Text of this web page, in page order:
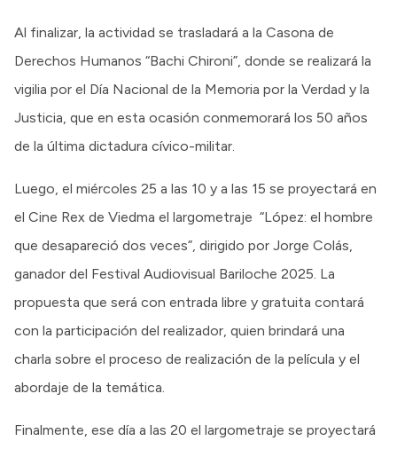
Al finalizar, la actividad se trasladará a la Casona de
Derechos Humanos “Bachi Chironi”, donde se realizará la
vigilia por el Día Nacional de la Memoria por la Verdad y la
Justicia, que en esta ocasión conmemorará los 50 años
de la última dictadura cívico-militar.
Luego, el miércoles 25 a las 10 y a las 15 se proyectará en
el Cine Rex de Viedma el largometraje “López: el hombre
que desapareció dos veces”, dirigido por Jorge Colás,
ganador del Festival Audiovisual Bariloche 2025. La
propuesta que será con entrada libre y gratuita contará
con la participación del realizador, quien brindará una
charla sobre el proceso de realización de la película y el
abordaje de la temática.
Finalmente, ese día a las 20 el largometraje se proyectará